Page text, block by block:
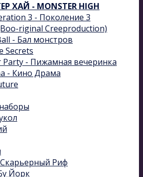
ХАЙ - MONSTER HIGH
3 - Поколение 3
riginal Creeproduction)
- Бал монстров
Secrets
Party - Пижамная вечеринка
- Кино Драма
Риф
Йорк